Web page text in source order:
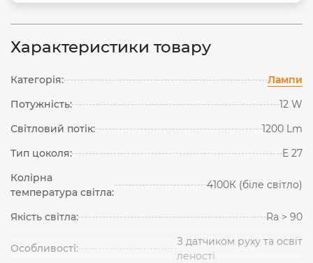
Характеристики товару
Категорія:
Лампи
Потужність:
12 W
Світловий потік:
1200 Lm
Тип цоколя:
Е 27
Колірна
температура світла:
4100К (біле світло)
Якість світла: Ra > 90
Особливості:
З датчиком руху та освіт
леності